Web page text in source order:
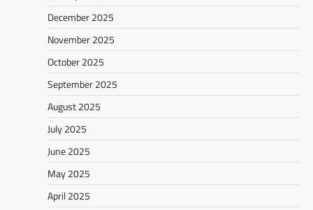
December 2025
November 2025
October 2025
September 2025
August 2025
July 2025
June 2025
May 2025
April 2025